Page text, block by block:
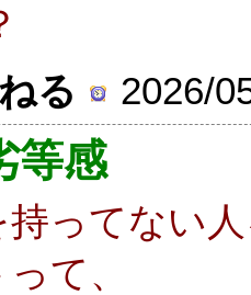
ねる
2026/
等感
持ってない
て、